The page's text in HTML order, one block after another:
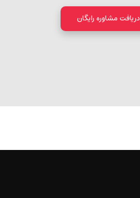
دریافت مشاوره رایگان